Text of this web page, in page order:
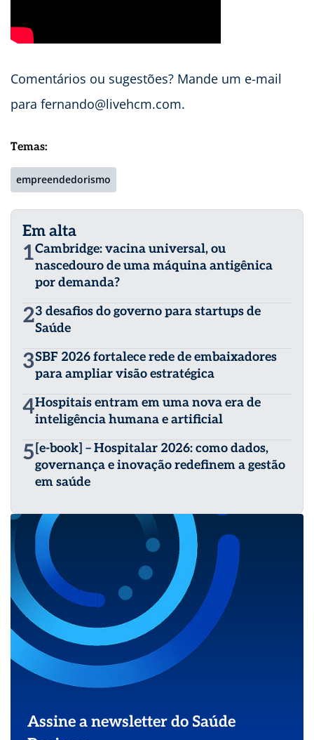
Comentários ou sugestões? Mande um e-mail
para fernando@livehcm.com.
Temas:
empreendedorismo
Em alta
1Cambridge: vacina universal, ou
nascedouro de uma máquina antigênica
por demanda?
23 desafios do governo para startups de
Saúde
3SBF 2026 fortalece rede de embaixadores
para ampliar visão estratégica
4Hospitais entram em uma nova era de
inteligência humana e artificial
5 [e-book] – Hospitalar 2026: como dados,
governança e inovação redefinem a gestão
em saúde
Assine a newsletter do Saúde